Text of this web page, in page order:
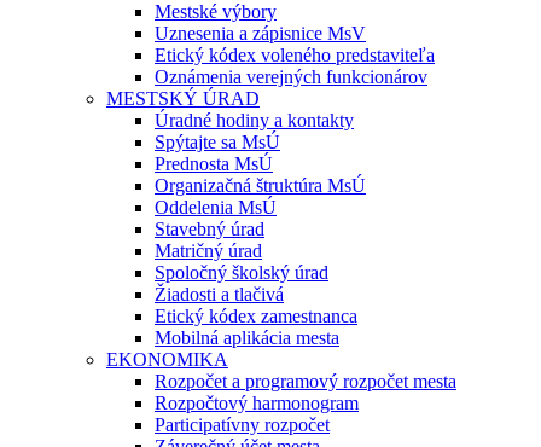
Mestské výbory
Uznesenia a zápisnice MsV
Etický kódex voleného predstaviteľa
Oznámenia verejných funkcionárov
MESTSKÝ ÚRAD
Úradné hodiny a kontakty
Spýtajte sa MsÚ
Prednosta MsÚ
Organizačná štruktúra MsÚ
Oddelenia MsÚ
Stavebný úrad
Matričný úrad
Spoločný školský úrad
Žiadosti a tlačivá
Etický kódex zamestnanca
Mobilná aplikácia mesta
EKONOMIKA
Rozpočet a programový rozpočet mesta
Rozpočtový harmonogram
Participatívny rozpočet